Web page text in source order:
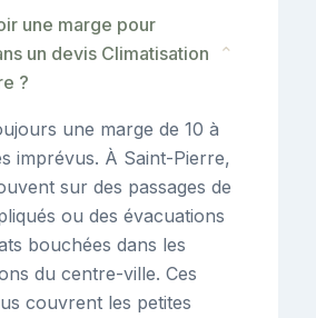
une marge pour
un devis Climatisation
?
⌄
une marge de 10 à
imprévus. À Saint-Pierre,
sur des passages de
ou des évacuations
bouchées dans les
du centre-ville. Ces
couvrent les petites